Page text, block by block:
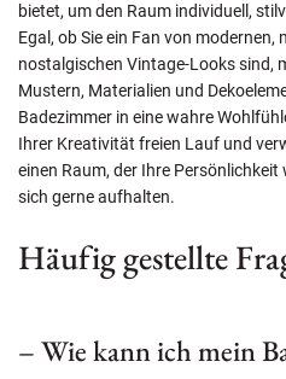
bietet, um den Raum individuell,
Egal, ob Sie ein Fan von
nostalgischen Vintage-Looks sind,
Mustern, Materialien und
Badezimmer in eine wahre
Ihrer Kreativität freien Lauf und
einen Raum, der Ihre
sich gerne aufhalten.
Häufig gestellte
– Wie kann ich mein